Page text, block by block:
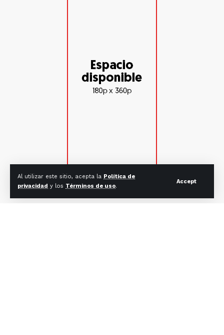
Al utilizar este sitio, acepta la Política de
privacidad y los Términos de uso.
Accept